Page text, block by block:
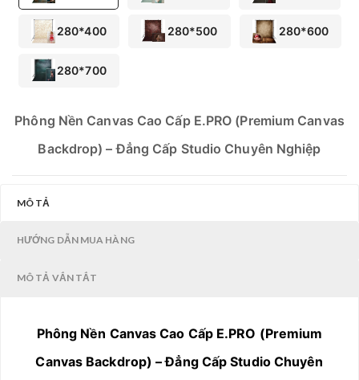
280*400 280*500 280*600
280*700
Phông Nền Canvas Cao Cấp E.PRO (Premium Canvas
Backdrop) – Đẳng Cấp Studio Chuyên Nghiệp
để nâng tầm các bộ ảnh lookbook thời trang, quay
livestream bán hàng?
MÔ TẢ
HƯỚNG DẪN MUA HÀNG
MÔ TẢ VẮN TẮT
Phông Nền Canvas Cao Cấp E.PRO (Premium
Canvas Backdrop) – Đẳng Cấp Studio Chuyên